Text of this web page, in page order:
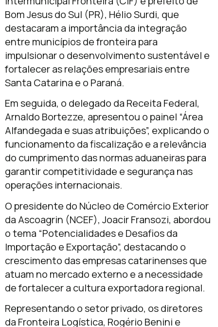
Bom Jesus do Sul (PR), Hélio Surdi, que
destacaram a importância da integração
entre municípios de fronteira para
impulsionar o desenvolvimento sustentável e
fortalecer as relações empresariais entre
Santa Catarina e o Paraná.
Em seguida, o delegado da Receita Federal,
Arnaldo Bortezze, apresentou o painel “Área
Alfandegada e suas atribuições”, explicando o
funcionamento da fiscalização e a relevância
do cumprimento das normas aduaneiras para
garantir competitividade e segurança nas
operações internacionais.
O presidente do Núcleo de Comércio Exterior
da Ascoagrin (NCEF), Joacir Fransozi, abordou
o tema “Potencialidades e Desafios da
Importação e Exportação”, destacando o
crescimento das empresas catarinenses que
atuam no mercado externo e a necessidade
de fortalecer a cultura exportadora regional.
Representando o setor privado, os diretores
da Fronteira Logística, Rogério Benini e